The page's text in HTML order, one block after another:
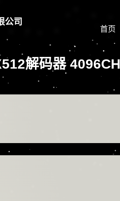
公司
首页
解码器